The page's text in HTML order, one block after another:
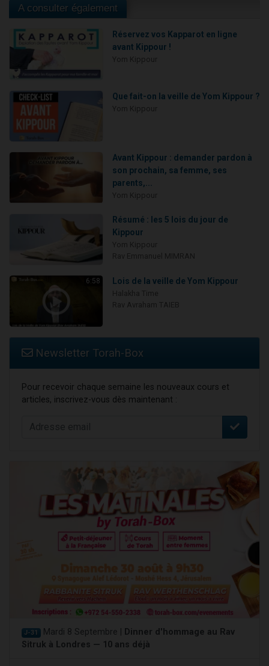
A consulter également
Réservez vos Kapparot en ligne
avant Kippour !
Que fait-on la veille de Yom Kippour ?
Avant Kippour : demander pardon à
son prochain, sa femme, ses
parents,...
Résumé : les 5 lois du jour de
Kippour
6:58 Lois de la veille de Yom Kippour
Newsletter Torah-Box
Pour recevoir chaque semaine les nouveaux cours et
articles, inscrivez-vous dès maintenant :
J-31 Mardi 8 Septembre |
Dinner d'hommage au Rav
Sitruk à Londres — 10 ans déjà